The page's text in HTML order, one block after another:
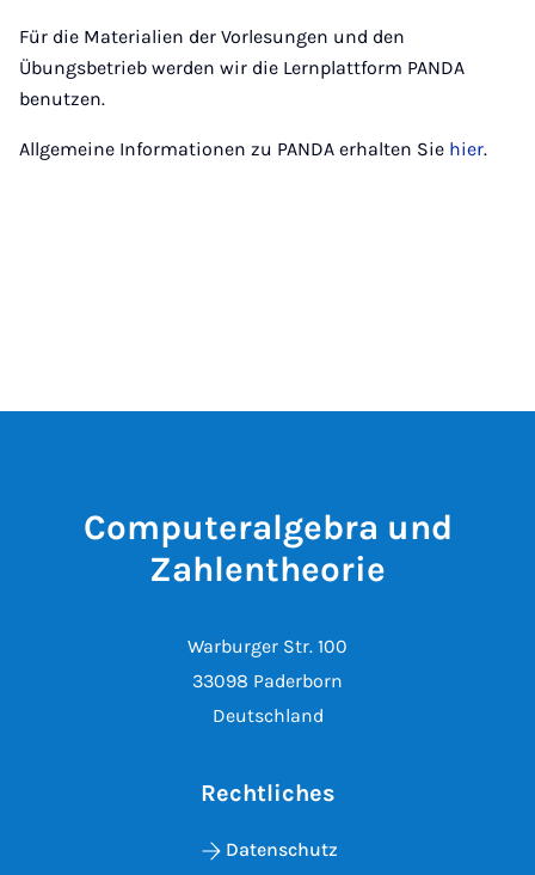
Für die Materialien der Vorlesungen und den
Übungsbetrieb werden wir die Lernplattform PANDA
benutzen.
Allgemeine Informationen zu PANDA erhalten Sie hier.
Computeralgebra und
Zahlentheorie
Warburger Str. 100
33098 Paderborn
Deutschland
Rechtliches
Datenschutz